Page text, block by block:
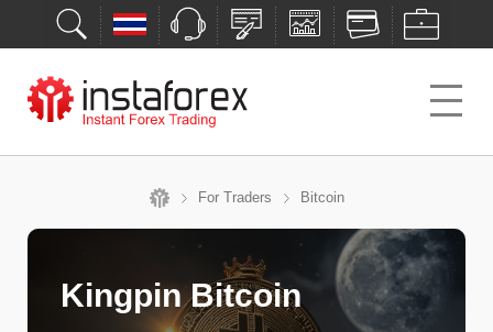
For Traders Bitcoin
Kingpin Bitcoin